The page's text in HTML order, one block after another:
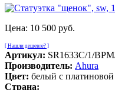
Цена: 10 500 руб.
[ Нашли дешевле? ]
Артикул: SR1633C/1/
Производитель: Ahura
Цвет: белый с платиновой
Страна: